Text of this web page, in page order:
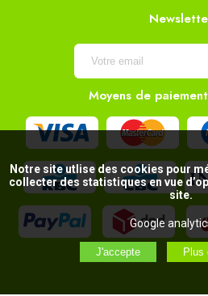
Moyens de
Notre site utlise des cookies pour
collecter des statistiques en vue
site.
Google